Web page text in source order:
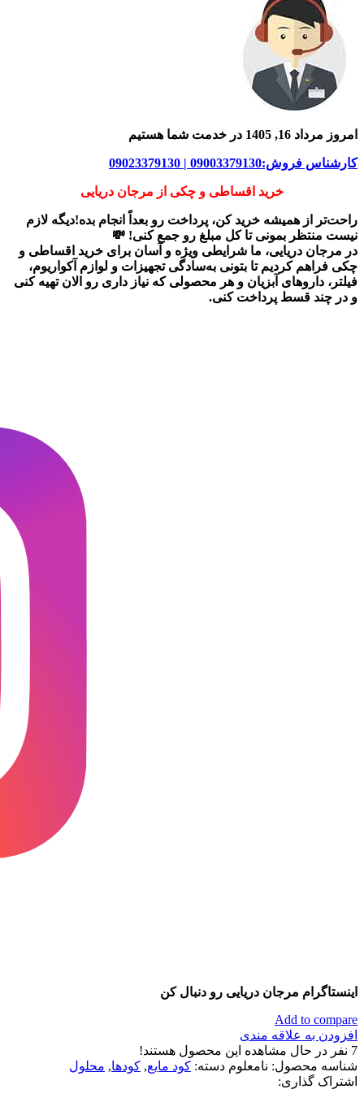
امروز مرداد 16, 1405 در خدمت شما هستیم
کارشناس فروش:09003379130 | 09023379130
خرید اقساطی و چکی از مرجان دریایی
راحت‌تر از همیشه خرید کن، پرداخت رو بعداً انجام بده!دیگه لازم
نیست منتظر بمونی تا کل مبلغ رو جمع کنی! 💸
در مرجان دریایی، ما شرایطی ویژه و آسان برای خرید اقساطی و
چکی فراهم کردیم تا بتونی به‌سادگی تجهیزات و لوازم آکواریوم،
فیلتر، داروهای آبزیان و هر محصولی که نیاز داری رو الان تهیه کنی
و در چند قسط پرداخت کنی.
اینستاگرام مرجان دریایی رو دنبال کن
Add to compare
افزودن به علاقه مندی
7 نفر در حال مشاهده این محصول هستند!
شناسه محصول: نامعلوم دسته: کود مایع, کودها, محلول
اشتراک گذاری: